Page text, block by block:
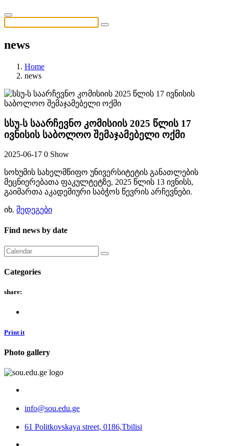
news
Home
news
სსუ-ს საარჩევნო კომისიის 2025 წლის 17
ივნისის საბოლოო შემაჯამებელი ოქმი
2025-06-17 0 Show
სოხუმის სახელმწიფო უნივერსიტეტის განათლების
მეცნიერებათა ფაკულტეტზე, 2025 წლის 13 ივნისს,
გაიმართა აკადემიური საბჭოს წევრის არჩევნები.
იხ. შედეგები
Find news by date
Categories
share:
Print it
Photo gallery
info@sou.edu.ge
61 Politkovskaya street, 0186,Tbilisi